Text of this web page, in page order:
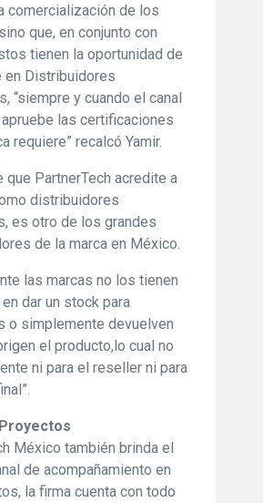
comercialización de los
que, en conjunto con
tienen la oportunidad de
en Distribuidores
“siempre y cuando el canal
las certificaciones
requiere” recalcó Yamir.
que PartnerTech acredite a
distribuidores
es otro de los grandes
de la marca en México.
las marcas no los tienen
dar un stock para
o simplemente devuelven
el producto,lo cual no
ni para el reseller ni para
México también brinda el
de acompañamiento en
la firma cuenta con todo